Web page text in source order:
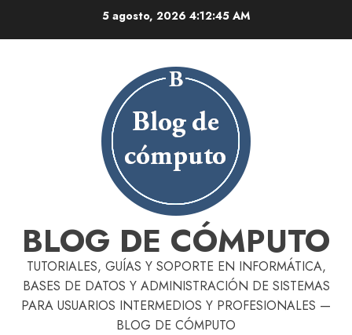
5 agosto, 2026 4:12:46 AM
BLOG DE CÓMPUTO
TUTORIALES, GUÍAS Y SOPORTE EN INFORMÁTICA,
BASES DE DATOS Y ADMINISTRACIÓN DE SISTEMAS
PARA USUARIOS INTERMEDIOS Y PROFESIONALES —
BLOG DE CÓMPUTO